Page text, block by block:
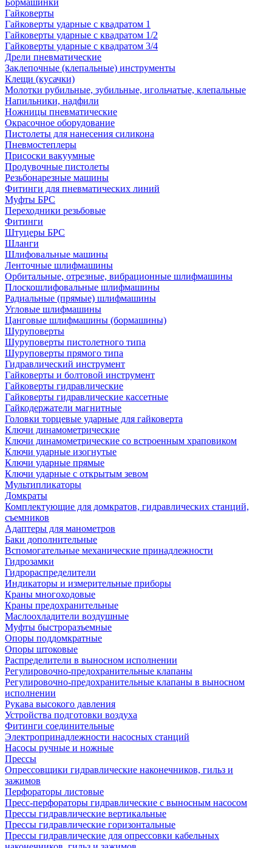
Бормашинки
Гайковерты
Гайковерты ударные с квадратом 1
Гайковерты ударные с квадратом 1/2
Гайковерты ударные с квадратом 3/4
Дрели пневматические
Заклепочные (клепальные) инструменты
Клещи (кусачки)
Молотки рубильные, зубильные, игольчатые, клепальные
Напильники, надфили
Ножницы пневматические
Окрасочное оборудование
Пистолеты для нанесения силикона
Пневмостеплеры
Присоски вакуумные
Продувочные пистолеты
Резьбонарезные машины
Фитинги для пневматических линий
Муфты БРС
Переходники резьбовые
Фитинги
Штуцеры БРС
Шланги
Шлифовальные машины
Ленточные шлифмашины
Орбитальные, отрезные, вибрационные шлифмашины
Плоскошлифовальные шлифмашины
Радиальные (прямые) шлифмашины
Угловые шлифмашины
Цанговые шлифмашины (бормашины)
Шуруповерты
Шуруповерты пистолетного типа
Шуруповерты прямого типа
Гидравлический инструмент
Гайковерты и болтовой инструмент
Гайковерты гидравлические
Гайковерты гидравлические кассетные
Гайкодержатели магнитные
Головки торцевые ударные для гайковерта
Ключи динамометрические
Ключи динамометрические со встроенным храповиком
Ключи ударные изогнутые
Ключи ударные прямые
Ключи ударные с открытым зевом
Мультипликаторы
Домкраты
Комплектующие для домкратов, гидравлических станций,
съемников
Адаптеры для манометров
Баки дополнительные
Вспомогательные механические принадлежности
Гидрозамки
Гидрораспределители
Индикаторы и измерительные приборы
Краны многоходовые
Краны предохранительные
Маслоохладители воздушные
Муфты быстроразъемные
Опоры поддомкратные
Опоры штоковые
Распределители в выносном исполнении
Регулировочно-предохранительные клапаны
Регулировочно-предохранительные клапаны в выносном
исполнении
Рукава высокого давления
Устройства подготовки воздуха
Фитинги соединительные
Электропринадлежности насосных станций
Насосы ручные и ножные
Прессы
Опрессовщики гидравлические наконечников, гильз и
зажимов
Перфораторы листовые
Пресс-перфораторы гидравлические с выносным насосом
Прессы гидравлические вертикальные
Прессы гидравлические горизонтальные
Прессы гидравлические для опрессовки кабельных